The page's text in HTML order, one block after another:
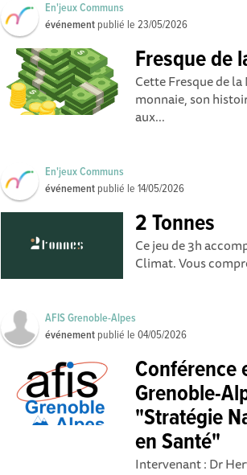
En'jeux Communs
événement publié le23/05/2026
Fresque de
Cette Fresque de
monnaie, son
aux...
En'jeux Communs
événement publié le14/05/2026
2 Tonnes
Ce jeu de 3h
Climat. Vous
AFIS Grenoble-Alpes
événement publié le04/05/2026
Conférence
Grenoble-
"Stratégie
en Santé"
Intervenant : Dr